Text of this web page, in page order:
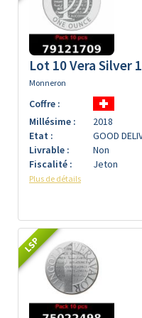
Lot 10 Vera Silver
Monneron
Coffre :
Millésime :
2018
Etat :
GOOD
Livrable :
Non
Fiscalité :
Jeton
Plus de détails
LSP